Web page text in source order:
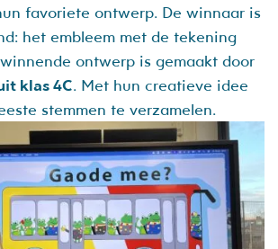
favoriete ontwerp. De winnaar is
het embleem met de tekening
ontwerp is gemaakt door
klas 4C. Met hun creatieve idee
stemmen te verzamelen.